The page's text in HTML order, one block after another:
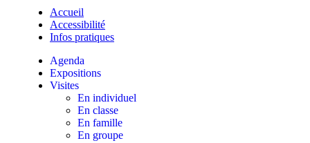
Accueil
Accessibilité
Infos pratiques
Agenda
Expositions
Visites
En individuel
En classe
En famille
En groupe